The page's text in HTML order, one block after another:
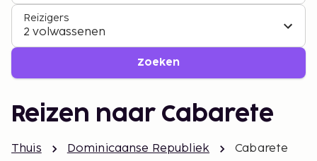
Reizigers
2 volwassenen
Zoeken
Reizen naar Cabarete
Thuis Dominicaanse Republiek Cabarete